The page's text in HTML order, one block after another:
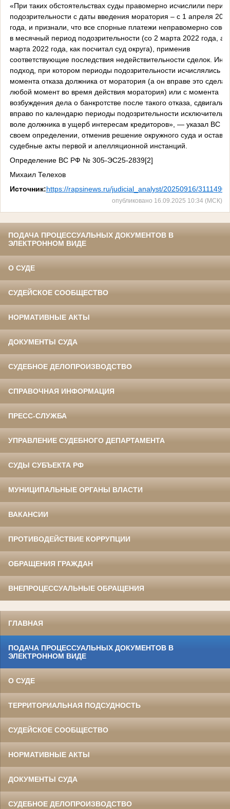
«При таких обстоятельствах суды правомерно исчислили
подозрительности с даты введения моратория – с 1 апреля
года, и признали, что все спорные платежи неправомерно
в месячный период подозрительности (со 2 марта 2022 года, а
марта 2022 года, как посчитал суд округа), применив
соответствующие последствия недействительности сделок.
подход, при котором периоды подозрительности исчислялись
момента отказа должника от моратория (а он вправе это
любой момент во время действия моратория) или с момента
возбуждения дела о банкротстве после такого отказа, сдвигали
вправо по календарю периоды подозрительности
воле должника в ущерб интересам кредиторов», — указал ВС
своем определении, отменив решение окружного суда и
судебные акты первой и апелляционной инстанций.
Определение ВС РФ № 305-ЭС25-2839[2]
Михаил Телехов
Источник:https://rapsinews.ru/judicial_analyst/20250916/
опубликовано 16.09.2025 10:34 (МСК)
ПОДАЧА ПРОЦЕССУАЛЬНЫХ ДОКУМЕНТОВ В
ЭЛЕКТРОННОМ ВИДЕ
О СУДЕ
СУДЕЙСКОЕ СООБЩЕСТВО
НОРМАТИВНЫЕ АКТЫ
ДОКУМЕНТЫ СУДА
СУДЕБНОЕ ДЕЛОПРОИЗВОДСТВО
СПРАВОЧНАЯ ИНФОРМАЦИЯ
ПРЕСС-СЛУЖБА
УПРАВЛЕНИЕ СУДЕБНОГО ДЕПАРТАМЕНТА
СУДЫ СУБЪЕКТА РФ
МУНИЦИПАЛЬНЫЕ ОРГАНЫ ВЛАСТИ
ВАКАНСИИ
ПРОТИВОДЕЙСТВИЕ КОРРУПЦИИ
ОБРАЩЕНИЯ ГРАЖДАН
ВНЕПРОЦЕССУАЛЬНЫЕ ОБРАЩЕНИЯ
ГЛАВНАЯ
ПОДАЧА ПРОЦЕССУАЛЬНЫХ ДОКУМЕНТОВ В
ЭЛЕКТРОННОМ ВИДЕ
О СУДЕ
ТЕРРИТОРИАЛЬНАЯ ПОДСУДНОСТЬ
СУДЕЙСКОЕ СООБЩЕСТВО
НОРМАТИВНЫЕ АКТЫ
ДОКУМЕНТЫ СУДА
СУДЕБНОЕ ДЕЛОПРОИЗВОДСТВО